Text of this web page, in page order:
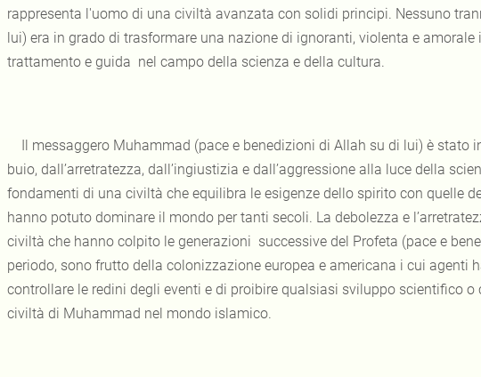
rappresenta l'uomo di una civiltà avanzata con solidi principi. Nessuno
lui) era in grado di trasformare una nazione di ignoranti, violenta e
trattamento e guida nel campo della scienza e della cultura.
Il messaggero Muhammad (pace e benedizioni di Allah su di lui) è stato
buio, dall’arretratezza, dall’ingiustizia e dall’aggressione alla luce della
fondamenti di una civiltà che equilibra le esigenze dello spirito con quelle
hanno potuto dominare il mondo per tanti secoli. La debolezza e
civiltà che hanno colpito le generazioni successive del Profeta (pace e
periodo, sono frutto della colonizzazione europea e americana i cui agenti
controllare le redini degli eventi e di proibire qualsiasi sviluppo scientifico
civiltà di Muhammad nel mondo islamico.